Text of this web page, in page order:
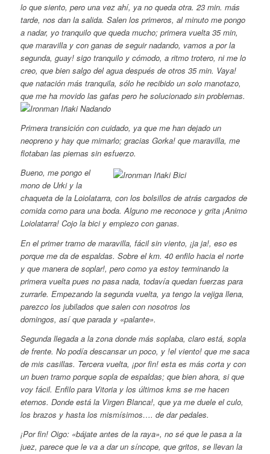
lo que siento, pero una vez ahí, ya no queda otra. 23 min. más
tarde, nos dan la salida. Salen los primeros, al minuto me pongo
a nadar, yo tranquilo que queda mucho; primera vuelta 35 min,
que maravilla y con ganas de seguir nadando, vamos a por la
segunda, guay! sigo tranquilo y cómodo, a ritmo trotero, ni me lo
creo, que bien salgo del agua después de otros 35 min. Vaya!
que natación más tranquila, sólo he recibido un solo manotazo,
que me ha movido las gafas pero he solucionado sin problemas.
Primera transición con cuidado, ya que me han dejado un
neopreno y hay que mimarlo; gracias Gorka! que maravilla, me
flotaban las piernas sin esfuerzo.
Bueno, me pongo el
mono de Urki y la
chaqueta de la Loiolatarra, con los bolsillos de atrás cargados de
comida como para una boda. Alguno me reconoce y grita ¡Animo
Loiolatarra! Cojo la bici y empiezo con ganas.
En el primer tramo de maravilla, fácil sin viento, ¡ja ja!, eso es
porque me da de espaldas. Sobre el km. 40 enfilo hacia el norte
y que manera de soplar!, pero como ya estoy terminando la
primera vuelta pues no pasa nada, todavía quedan fuerzas para
zurrarle. Empezando la segunda vuelta, ya tengo la vejiga llena,
parezco los jubilados que salen con nosotros los
domingos, así que parada y «palante».
Segunda llegada a la zona donde más soplaba, claro está, sopla
de frente. No podía descansar un poco, y !el viento! que me saca
de mis casillas. Tercera vuelta, ¡por fin! esta es más corta y con
un buen tramo porque sopla de espaldas; que bien ahora, si que
voy fácil. Enfilo para Vitoria y los últimos kms se me hacen
eternos. Donde está la Virgen Blanca!, que ya me duele el culo,
los brazos y hasta los mismísimos…. de dar pedales.
¡Por fin! Oigo: «bájate antes de la raya», no sé que le pasa a la
juez, parece que le va a dar un síncope, que gritos, se llevan la